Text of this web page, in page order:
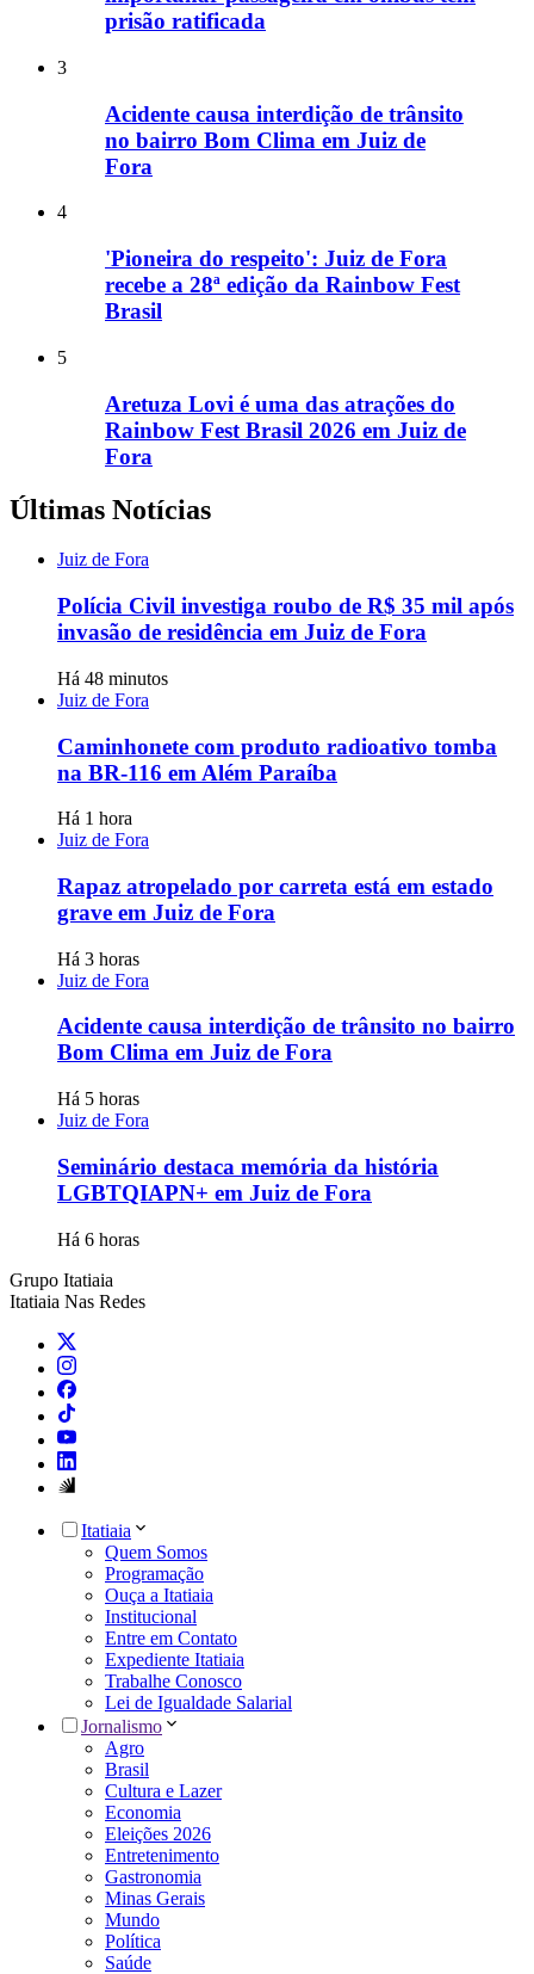
prisão ratificada
3
Acidente causa interdição de trânsito
no bairro Bom Clima em Juiz de
Fora
4
'Pioneira do respeito': Juiz de Fora
recebe a 28ª edição da Rainbow Fest
Brasil
5
Aretuza Lovi é uma das atrações do
Rainbow Fest Brasil 2026 em Juiz de
Fora
Últimas Notícias
Juiz de Fora
Polícia Civil investiga roubo de R$ 35 mil após
invasão de residência em Juiz de Fora
Há 48 minutos
Juiz de Fora
Caminhonete com produto radioativo tomba
na BR-116 em Além Paraíba
Há 1 hora
Juiz de Fora
Rapaz atropelado por carreta está em estado
grave em Juiz de Fora
Há 3 horas
Juiz de Fora
Acidente causa interdição de trânsito no bairro
Bom Clima em Juiz de Fora
Há 5 horas
Juiz de Fora
Seminário destaca memória da história
LGBTQIAPN+ em Juiz de Fora
Há 6 horas
Grupo Itatiaia
Itatiaia Nas Redes
Itatiaia
Quem Somos
Programação
Ouça a Itatiaia
Institucional
Entre em Contato
Expediente Itatiaia
Trabalhe Conosco
Lei de Igualdade Salarial
Jornalismo
Agro
Brasil
Cultura e Lazer
Economia
Eleições 2026
Entretenimento
Gastronomia
Minas Gerais
Mundo
Política
Saúde